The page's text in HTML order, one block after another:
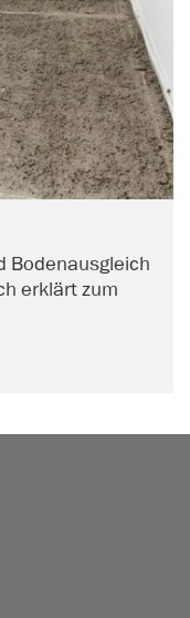
Bodenausgleich
erklärt zum